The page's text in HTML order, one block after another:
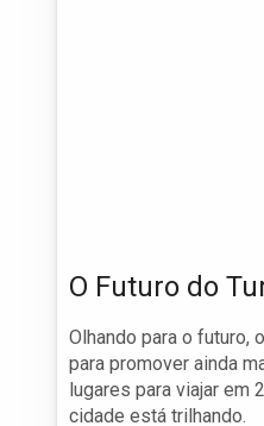
O Futuro do
Olhando para o
para promover ainda
lugares para viajar em
cidade está trilhando.